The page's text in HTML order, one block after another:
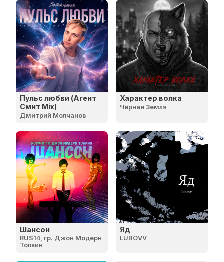
Пульс любви (Агент
Смит Mix)
Дмитрий Молчанов
Характер волка
Чёрная Земля
Шансон
RUS14, гр. Джон Модерн
Толкин
Яд
LUBOVV